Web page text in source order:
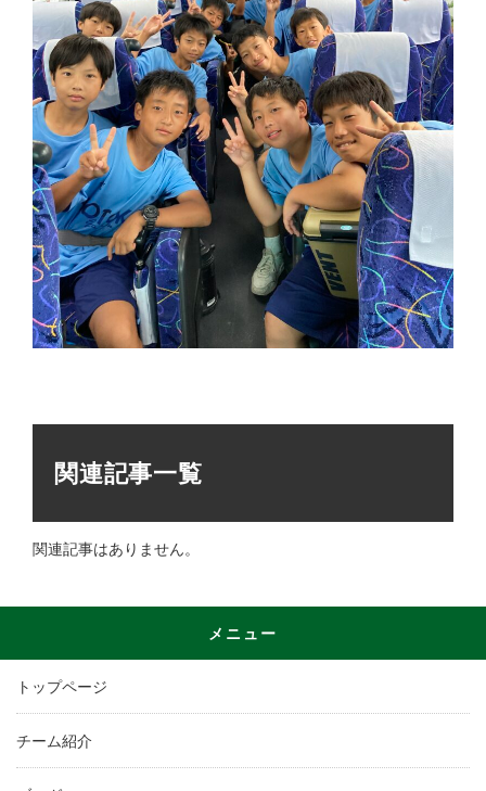
関連記事一覧
関連記事はありません。
メニュー
トップページ
チーム紹介